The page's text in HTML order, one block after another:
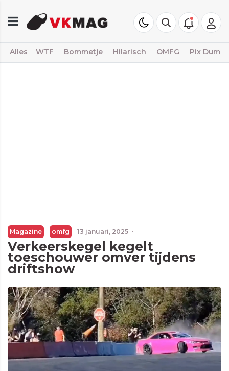
Alles WTF Bommetje Hilarisch OMFG Pix Dump
Magazine omfg 13 januari, 2025 ·
Verkeerskegel kegelt
toeschouwer omver tijdens
driftshow